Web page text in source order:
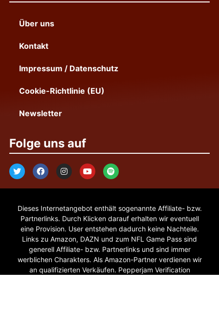
Über uns
Kontakt
Impressum / Datenschutz
Cookie-Richtlinie (EU)
Newsletter
Folge uns auf
Dieses Internetangebot enthält sogenannte Affiliate- bzw.
Partnerlinks. Durch Klicken darauf erhalten wir eventuell
eine Provision. User entstehen dadurch keine Nachteile.
Links zu Amazon, DAZN und zum NFL Game Pass sind
generell Affiliate- bzw. Partnerlinks und sind immer
werblichen Charakters. Als Amazon-Partner verdienen wir
an qualifizierten Verkäufen. Pepperjam Verification